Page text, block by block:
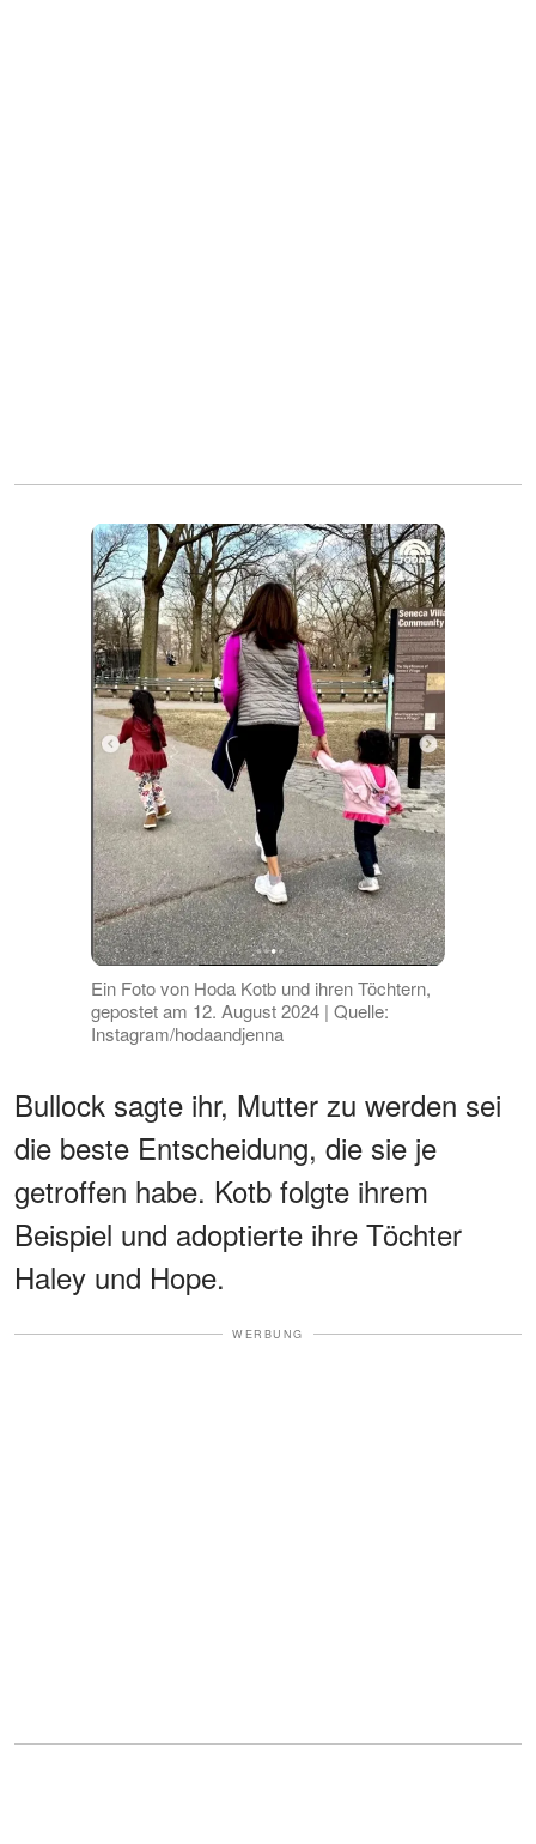
Ein Foto von Hoda Kotb und ihren Töchtern,
gepostet am 12. August 2024 | Quelle:
Instagram/hodaandjenna
Bullock sagte ihr, Mutter zu werden sei
die beste Entscheidung, die sie je
getroffen habe. Kotb folgte ihrem
Beispiel und adoptierte ihre Töchter
Haley und Hope.
WERBUNG